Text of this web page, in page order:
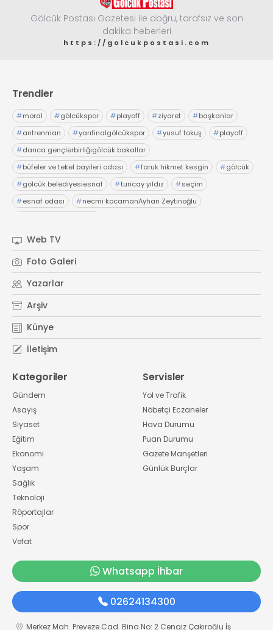
Gölcük Postası Gazetesi ile doğru, tarafsız ve son
dakika heberleri
https://golcukpostasi.com
Trendler
#moral #gölcükspor #playoff #ziyaret #başkanlar
#antrenman #yarıfinalgölcükspor #yusuf tokuş #playoff
#darıca gençlerbirliğigölcük bakallar
#büfeler ve tekel bayileri odası #faruk hikmet kesgin #gölcük
#gölcük belediyesiesnaf #tuncay yıldız #seçim
#esnaf odası #necmi kocamanAyhan Zeytinoğlu
Web TV
Foto Galeri
Yazarlar
Arşiv
Künye
İletişim
Kategoriler
Gündem
Asayiş
Siyaset
Eğitim
Ekonomi
Yaşam
Sağlık
Teknoloji
Röportajlar
Spor
Vefat
Servisler
Yol ve Trafik
Nöbetçi Eczaneler
Hava Durumu
Puan Durumu
Gazete Manşetleri
Günlük Burçlar
Whatsapp İhbar
02624134300
Merkez Mah. Preveze Cad. Bina No: 2 Cengiz Çakıroğlu İş